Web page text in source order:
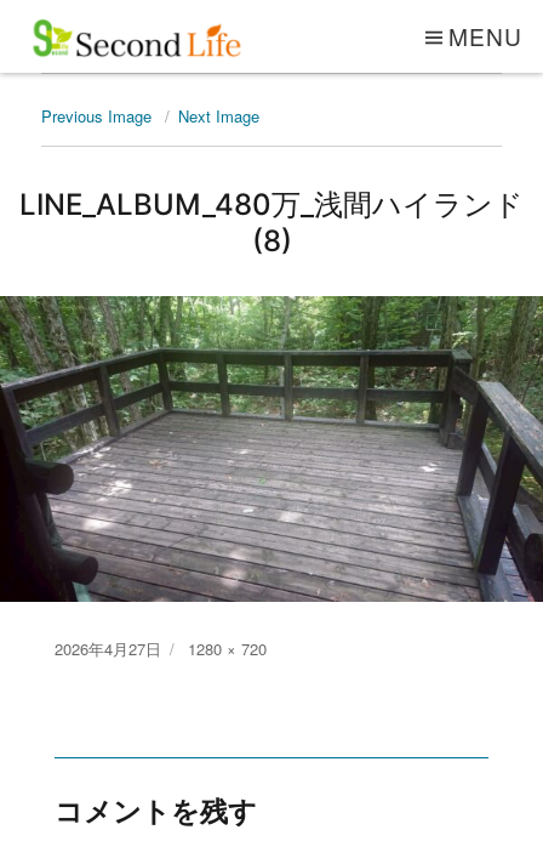
MENU
Previous Image Next Image
LINE_ALBUM_480万_浅間ハイランド
(8)
Posted
2026年4月27日
Full
1280 × 720
コメントを残す